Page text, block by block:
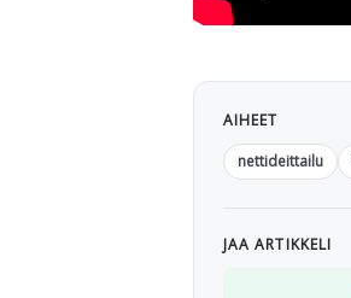
AIHEET
nettideittailu
JAA ARTIKKELI